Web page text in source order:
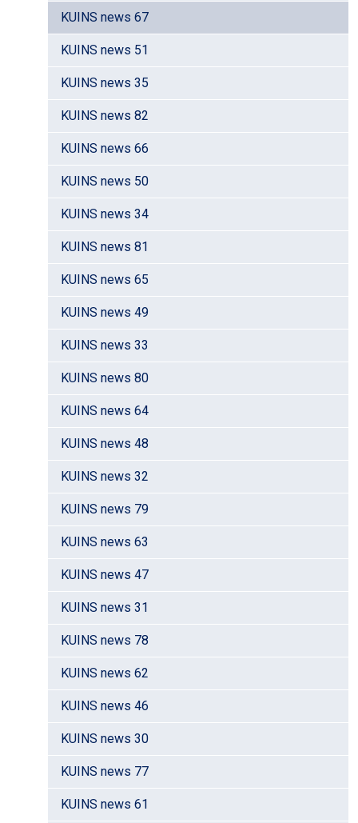
KUINS news 67
KUINS news 51
KUINS news 35
KUINS news 82
KUINS news 66
KUINS news 50
KUINS news 34
KUINS news 81
KUINS news 65
KUINS news 49
KUINS news 33
KUINS news 80
KUINS news 64
KUINS news 48
KUINS news 32
KUINS news 79
KUINS news 63
KUINS news 47
KUINS news 31
KUINS news 78
KUINS news 62
KUINS news 46
KUINS news 30
KUINS news 77
KUINS news 61